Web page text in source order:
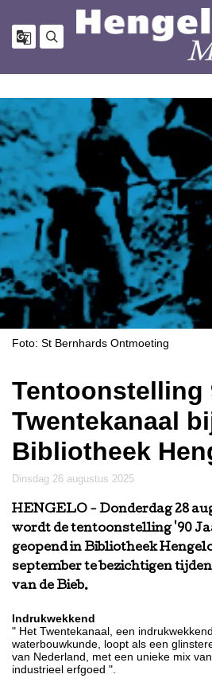
Foto: St Bernhards Ontmoeting
Tentoonstelling
Twentekanaal
Bibliotheek
dinsdag 26 augustus 2025
HENGELO - Donderdag 28
wordt de tentoonstelling '90
geopend in Bibliotheek
september te bezichtigen
van de Bieb.
Indrukwekkend
" Het Twentekanaal, een
waterbouwkunde, loopt als een
van Nederland, met een unieke mix
industrieel erfgoed ".